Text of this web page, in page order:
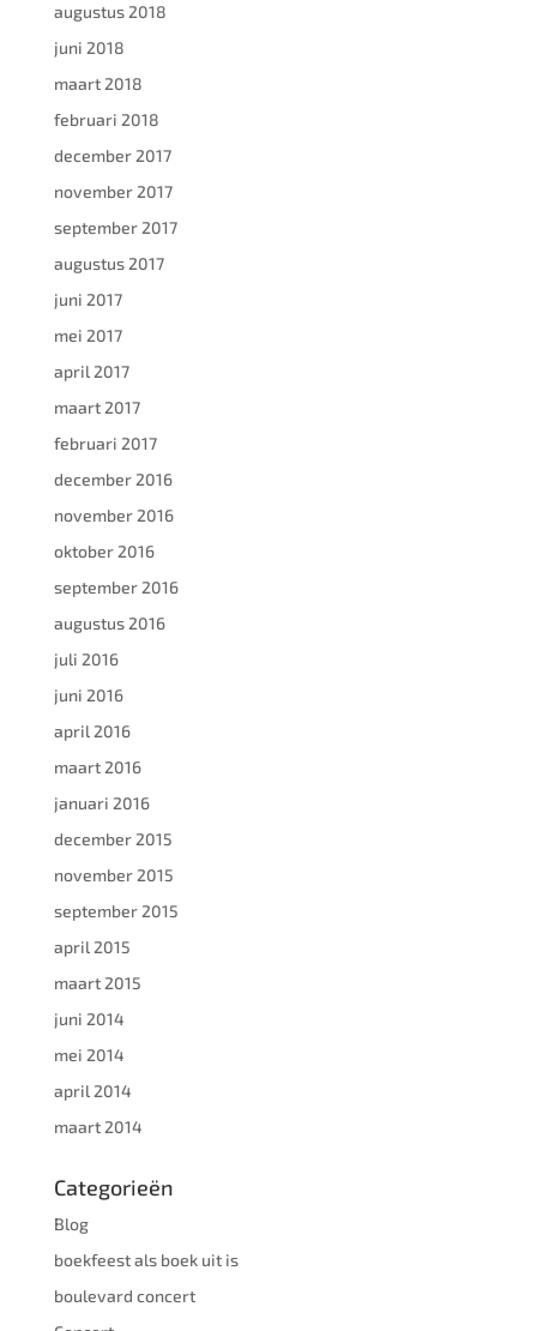
augustus 2018
juni 2018
maart 2018
februari 2018
december 2017
november 2017
september 2017
augustus 2017
juni 2017
mei 2017
april 2017
maart 2017
februari 2017
december 2016
november 2016
oktober 2016
september 2016
augustus 2016
juli 2016
juni 2016
april 2016
maart 2016
januari 2016
december 2015
november 2015
september 2015
april 2015
maart 2015
juni 2014
mei 2014
april 2014
maart 2014
Categorieën
Blog
boekfeest als boek uit is
boulevard concert